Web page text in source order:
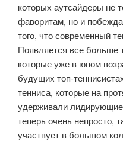
которых аутсайдеры не
фаворитам, но и
того, что современный
Появляется все больше
которые уже в юном
будущих топ-
тенниса, которые на
удерживали лидирующие
теперь очень непросто,
участвует в большом